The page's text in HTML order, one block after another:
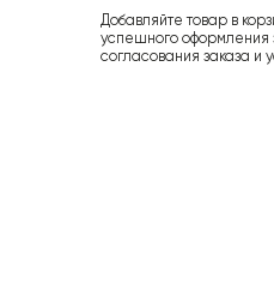
Добавляйте товар в
успешного оформления
согласования заказа и